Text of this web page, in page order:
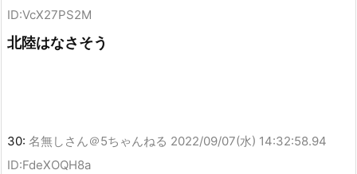
ID:VcX27PS2M
北陸はなさそう
30: 名無しさん＠5ちゃんねる 2022/09/07(水) 14:32:58.94
ID:FdeXOQH8a